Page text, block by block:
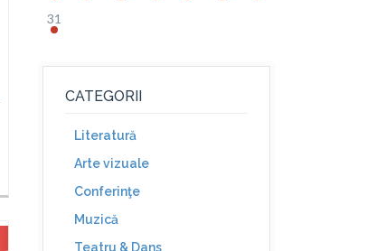
31
CATEGORII
Literatură
Arte vizuale
Conferinţe
Muzică
Teatru & Dans